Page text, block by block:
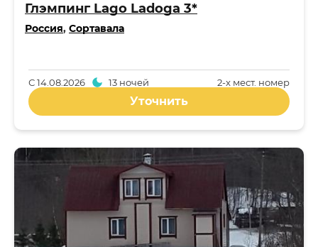
Глэмпинг Lago Ladoga 3*
Россия, Сортавала
2-x мест. номер
С14.08.2026 13 ночей
Уточнить